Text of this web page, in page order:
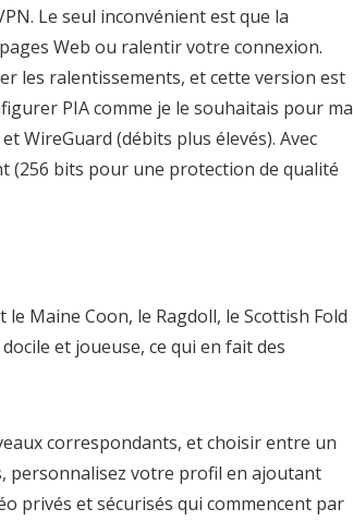
Le seul inconvénient est que la
Web ou ralentir votre connexion.
les ralentissements, et cette version est
PIA comme je le souhaitais pour ma
WireGuard (débits plus élevés). Avec
(256 bits pour une protection de qualité
Maine Coon, le Ragdoll, le Scottish Fold
et joueuse, ce qui en fait des
correspondants, et choisir entre un
personnalisez votre profil en ajoutant
privés et sécurisés qui commencent par